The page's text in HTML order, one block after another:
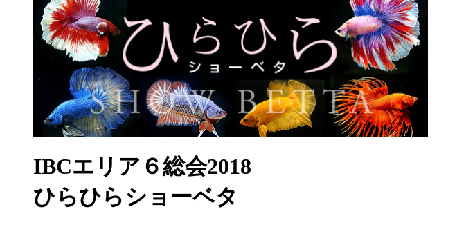
IBCエリア６総会2018
ひらひらショーベタ